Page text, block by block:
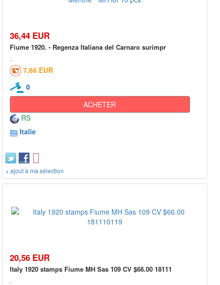
36,44 EUR
Fiume 1920. - Regenza Italiana del Carnaro surimpr
7,66 EUR
0
ACHETER
RS
Italie
+ ajout à ma sélection
20,56 EUR
Italy 1920 stamps Fiume MH Sas 109 CV $66.00 18111